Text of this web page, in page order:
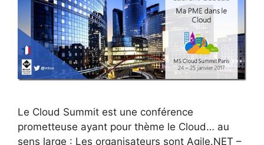
Le Cloud Summit est une conférence
prometteuse ayant pour thème le Cloud… au
sens large : Les organisateurs sont Agile.NET –